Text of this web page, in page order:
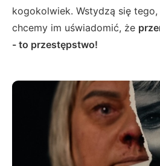
kogokolwiek. Wstydzą się
chcemy im uświadomić, że
- to przestępstwo!